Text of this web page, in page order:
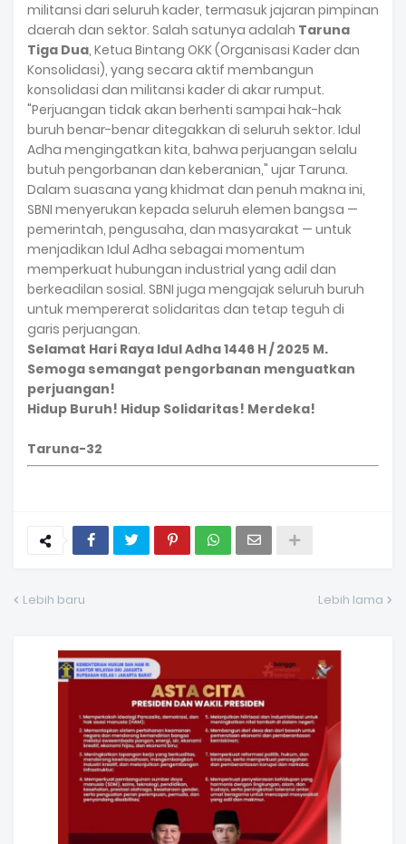
militansi dari seluruh kader, termasuk jajaran pimpinan
daerah dan sektor. Salah satunya adalah Taruna
Tiga Dua, Ketua Bintang OKK (Organisasi Kader dan
Konsolidasi), yang secara aktif membangun
konsolidasi dan militansi kader di akar rumput.
"Perjuangan tidak akan berhenti sampai hak-hak
buruh benar-benar ditegakkan di seluruh sektor. Idul
Adha mengingatkan kita, bahwa perjuangan selalu
butuh pengorbanan dan keberanian," ujar Taruna.
Dalam suasana yang khidmat dan penuh makna ini,
SBNI menyerukan kepada seluruh elemen bangsa —
pemerintah, pengusaha, dan masyarakat — untuk
menjadikan Idul Adha sebagai momentum
memperkuat hubungan industrial yang adil dan
berkeadilan sosial. SBNI juga mengajak seluruh buruh
untuk mempererat solidaritas dan tetap teguh di
garis perjuangan.
Selamat Hari Raya Idul Adha 1446 H / 2025 M.
Semoga semangat pengorbanan menguatkan
perjuangan!
Hidup Buruh! Hidup Solidaritas! Merdeka!
Taruna-32
Lebih baru Lebih lama